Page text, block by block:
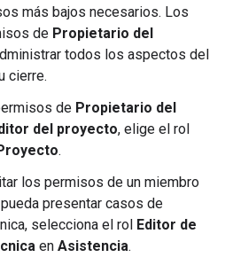
más bajos necesarios. Los
de Propietario del
todos los aspectos del
cierre.
de Propietario del
del proyecto, elige el rol
.
los permisos de un miembro
presentar casos de
selecciona el rol Editor de
en Asistencia.